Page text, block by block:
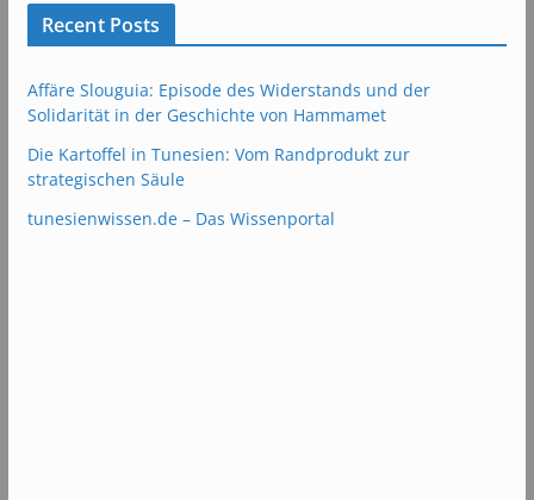
Recent Posts
Affäre Slouguia: Episode des Widerstands und der
Solidarität in der Geschichte von Hammamet
Die Kartoffel in Tunesien: Vom Randprodukt zur
strategischen Säule
tunesienwissen.de – Das Wissenportal